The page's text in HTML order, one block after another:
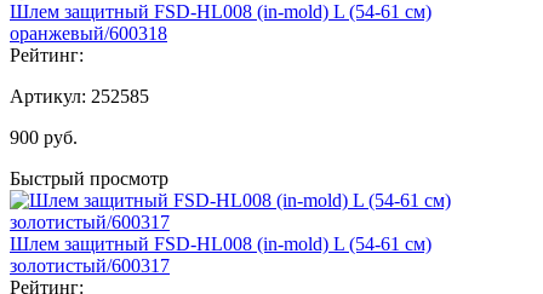
Шлем защитный FSD-HL008 (in-mold) L (54-61 см)
оранжевый/600318
Рейтинг:
Артикул: 252585
900 руб.
Быстрый просмотр
Шлем защитный FSD-HL008 (in-mold) L (54-61 см)
золотистый/600317
Рейтинг: